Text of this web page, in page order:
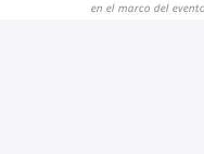
en el marco del evento